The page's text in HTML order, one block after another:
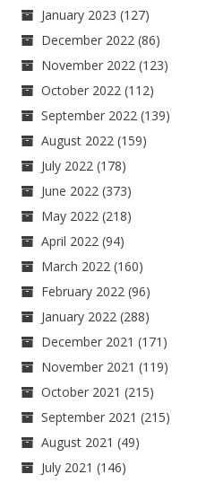
January 2023 (127)
December 2022 (86)
November 2022 (123)
October 2022 (112)
September 2022 (139)
August 2022 (159)
July 2022 (178)
June 2022 (373)
May 2022 (218)
April 2022 (94)
March 2022 (160)
February 2022 (96)
January 2022 (288)
December 2021 (171)
November 2021 (119)
October 2021 (215)
September 2021 (215)
August 2021 (49)
July 2021 (146)